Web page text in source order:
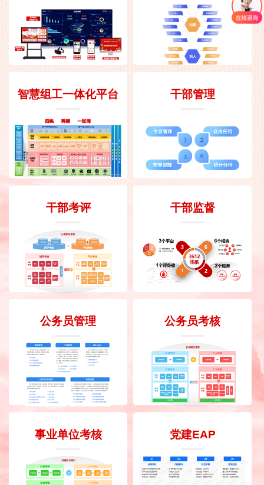
智慧组工一体化平台 干部管理
干部考评 干部监督
公务员管理 公务员考核
事业单位考核 党建EAP